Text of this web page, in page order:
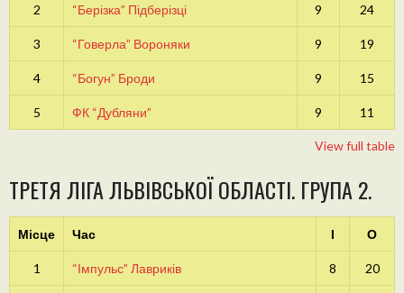
2 “Берізка” Підберізці 9 24
3 “Говерла” Вороняки 9 19
4 “Богун” Броди 9 15
5 ФК “Дубляни” 9 11
View full table
ТРЕТЯ ЛІГА ЛЬВІВСЬКОЇ ОБЛАСТІ. ГРУПА 2.
Місце Час І О
1 “Імпульс” Лавриків 8 20